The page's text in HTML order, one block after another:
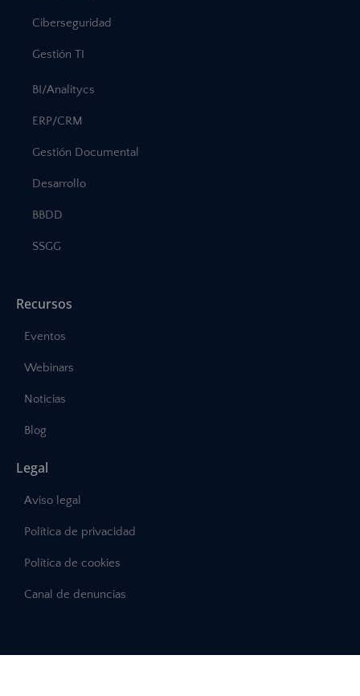
Ciberseguridad
Gestión TI
BI/Analitycs
ERP/CRM
Gestión Documental
Desarrollo
BBDD
SSGG
Recursos
Eventos
Webinars
Noticias
Blog
Legal
Aviso legal
Política de privacidad
Política de cookies
Canal de denuncias